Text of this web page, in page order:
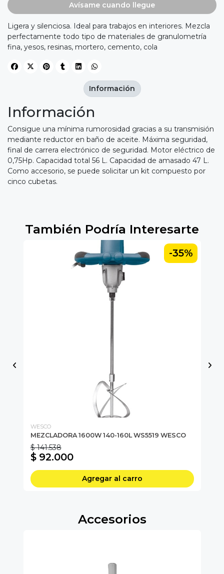
Avísame cuando llegue
Ligera y silenciosa. Ideal para trabajos en interiores. Mezcla
perfectamente todo tipo de materiales de granulometría
fina, yesos, resinas, mortero, cemento, cola
Información
Consigue una mínima rumorosidad gracias a su transmisión
mediante reductor en baño de aceite. Máxima seguridad,
final de carrera electrónico de seguridad. Motor eléctrico de
0,75Hp. Capacidad total 56 L. Capacidad de amasado 47 L.
Como accesorio, se puede solicitar un kit compuesto por
cinco cubetas.
Información
También Podría Interesarte
-35%
WESCO
MEZCLADORA 1600W 140-160L WS5519 WESCO
$ 141.538
$ 92.000
Agregar al carro
Accesorios